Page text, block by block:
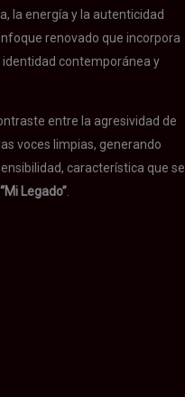
la energía y la autenticidad
renovado que incorpora
contemporánea y
entre la agresividad de
voces limpias, generando
característica que se
“Mi Legado”